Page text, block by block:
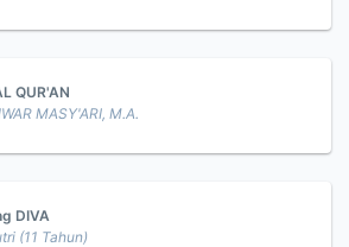
QUR'AN
MASY'ARI, M.A.
DIVA
(11 Tahun)